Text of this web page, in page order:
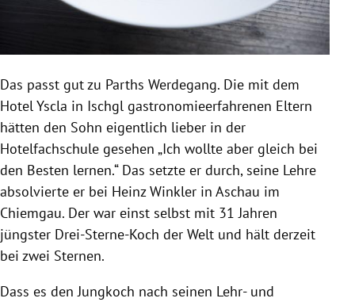
Das passt gut zu Parths Werdegang. Die mit dem
Hotel Yscla in Ischgl gastronomieerfahrenen Eltern
hätten den Sohn eigentlich lieber in der
Hotelfachschule gesehen „Ich wollte aber gleich bei
den Besten lernen.“ Das setzte er durch, seine Lehre
absolvierte er bei Heinz Winkler in Aschau im
Chiemgau. Der war einst selbst mit 31 Jahren
jüngster Drei-Sterne-Koch der Welt und hält derzeit
bei zwei Sternen.
Dass es den Jungkoch nach seinen Lehr- und